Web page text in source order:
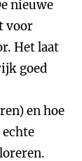
nieuwe
voor
Het laat
goed
en hoe